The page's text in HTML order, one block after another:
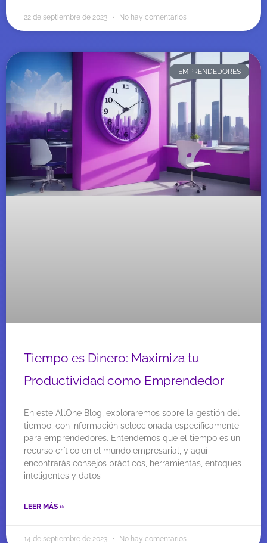
22 de septiembre de 2023 No hay comentarios
EMPRENDEDORES
Tiempo es Dinero: Maximiza tu
Productividad como Emprendedor
En este AllOne Blog, exploraremos sobre la gestión del
tiempo, con información seleccionada específicamente
para emprendedores. Entendemos que el tiempo es un
recurso crítico en el mundo empresarial, y aquí
encontrarás consejos prácticos, herramientas, enfoques
inteligentes y datos
LEER MÁS »
14 de septiembre de 2023 No hay comentarios